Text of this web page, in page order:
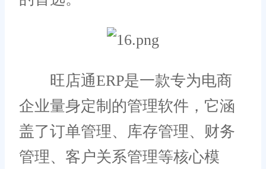
旺店通ERP是一款专为电商
企业量身定制的管理软件，它涵
盖了订单管理、库存管理、财务
管理、客户关系管理等核心模